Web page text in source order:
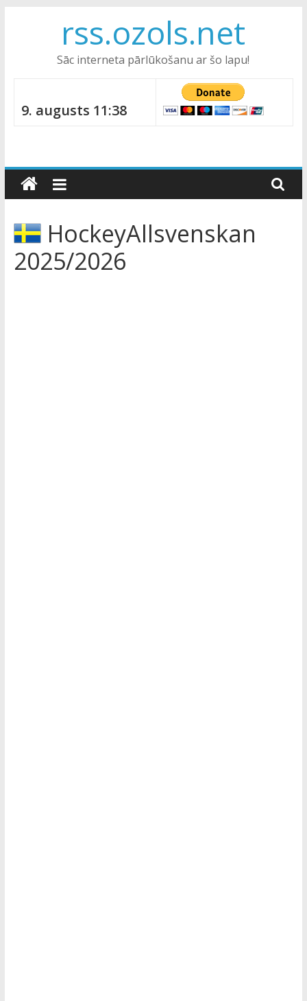
rss.ozols.net
Sāc interneta pārlūkošanu ar šo lapu!
9. augusts 11:38
HockeyAllsvenskan
2025/2026